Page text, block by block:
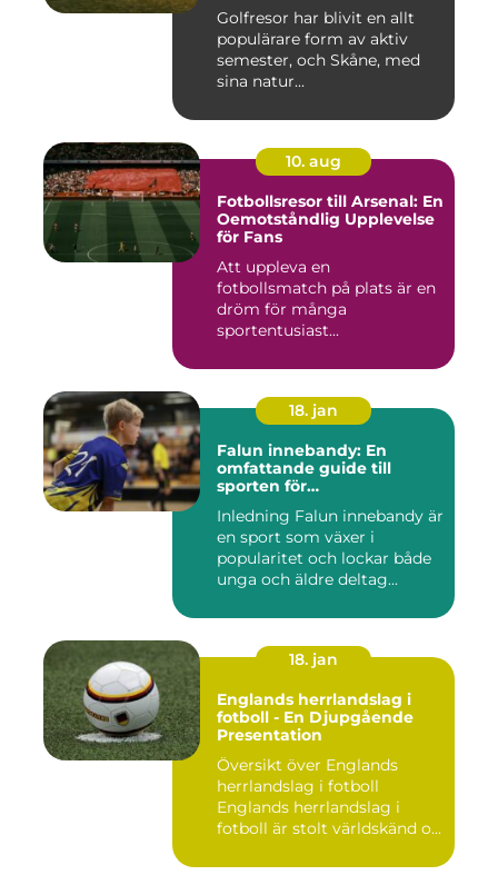
Golfresor har blivit en allt
populärare form av aktiv
semester, och Skåne, med
sina natur...
10. aug
Fotbollsresor till Arsenal: En
Oemotståndlig Upplevelse
för Fans
Att uppleva en
fotbollsmatch på plats är en
dröm för många
sportentusiast...
18. jan
Falun innebandy: En
omfattande guide till
sporten för
Inledning Falun innebandy är
en sport som växer i
popularitet och lockar både
unga och äldre deltag...
18. jan
Englands herrlandslag i
fotboll - En Djupgående
Presentation
Översikt över Englands
herrlandslag i fotboll
Englands herrlandslag i
fotboll är stolt världskänd o...